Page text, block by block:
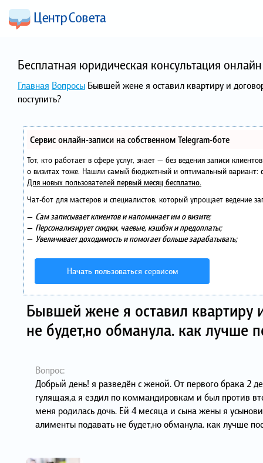
Бесплатная юридическая консультация
Главная Вопросы Бывшей жене я оставил квартиру и
поступить?
Сервис онлайн-записи на собственном Telegram-боте
Тот, кто работает в сфере услуг, знает — без ведения записи
о визитах тоже. Нашли самый бюджетный и оптимальный вариант:
Для новых пользователей первый месяц бесплатно.
Чат-бот для мастеров и специалистов, который упрощает ведение
— Сам записывает клиентов и напоминает им о визите;
— Персонализирует скидки, чаевые, кэшбэк и предоплаты;
— Увеличивает доходимость и помогает больше зарабатывать;
Начать пользоваться сервисом
Бывшей жене я оставил квартиру
не будет,но обманула. как лучше
Вопрос:
Добрый день! я разведён с женой. От первого брака 2
гулящая,а я ездил по коммандировкам и был против
меня родилась дочь. Ей 4 месяца и сына жены я
алименты подавать не будет,но обманула. как лучше